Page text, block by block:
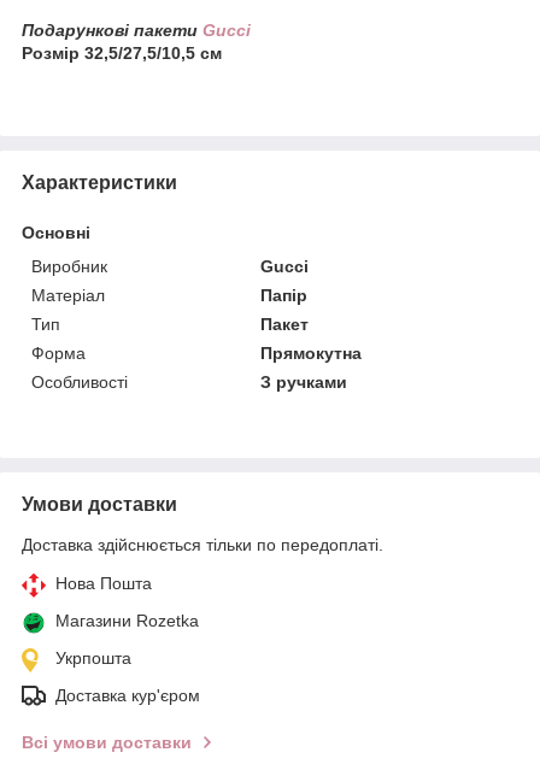
Подарункові пакети Gucci
Розмір 32,5/27,5/10,5 см
Характеристики
Основні
Виробник
Gucci
Матеріал
Папір
Тип
Пакет
Форма
Прямокутна
Особливості
З ручками
Умови доставки
Доставка здійснюється тільки по передоплаті.
Нова Пошта
Магазини Rozetka
Укрпошта
Доставка кур'єром
Всі умови доставки